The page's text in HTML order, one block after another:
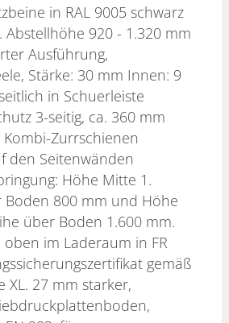
in RAL 9005 schwarz
920 - 1.320 mm
Ausführung,
Stärke: 30 mm Innen: 9
in Schuerleiste
3-seitig, ca. 360 mm
Zurrschienen
den Seitenwänden
Höhe Mitte 1.
800 mm und Höhe
über Boden 1.600 mm.
oben im Laderaum in FR
gemäß
XL. 27 mm starker,